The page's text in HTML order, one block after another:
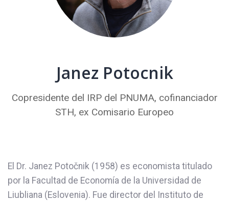
Janez Potocnik
Copresidente del IRP del PNUMA, cofinanciador
STH, ex Comisario Europeo
El Dr. Janez Potočnik (1958) es economista titulado
por la Facultad de Economía de la Universidad de
Liubliana (Eslovenia). Fue director del Instituto de